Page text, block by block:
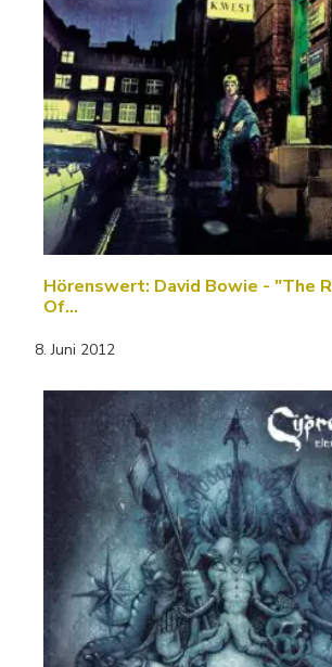
Hörenswert: David Bowie - "The
Of…
8. Juni 2012